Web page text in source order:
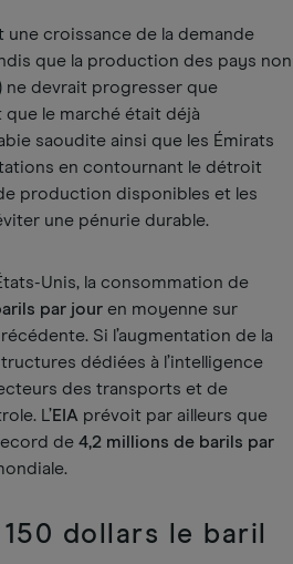
une croissance de la demande
que la production des pays non
ne devrait progresser que
que le marché était déjà
saoudite ainsi que les Émirats
en contournant le détroit
production disponibles et les
une pénurie durable.
Unis, la consommation de
par jour en moyenne sur
Si l’augmentation de la
dédiées à l’intelligence
des transports et de
L’EIA prévoit par ailleurs que
de4,2 millions de barils par
dollars le baril